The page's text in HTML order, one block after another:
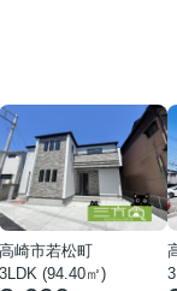
高崎市若松町
3LDK (94.40㎡)